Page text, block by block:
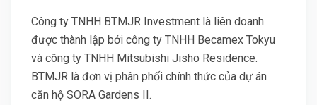
Công ty TNHH BTMJR Investment là liên doanh
được thành lập bởi công ty TNHH Becamex Tokyu
và công ty TNHH Mitsubishi Jisho Residence.
BTMJR là đơn vị phân phối chính thức của dự án
căn hộ SORA Gardens II.